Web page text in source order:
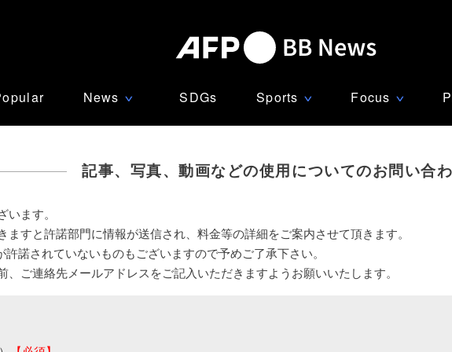
News ∨ SDGs Sports ∨ Focus ∨
記事、写真、動画などの使用についてのお問い合
います。
ますと許諾部門に情報が送信され、料金等の詳細をご案内させて頂きます。
諾されていないものもございますので予めご了承下さい。
、ご連絡先メールアドレスをご記入いただきますようお願いいたします。